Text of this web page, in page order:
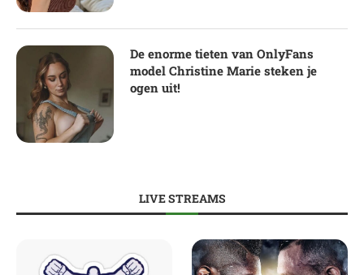
De enorme tieten van OnlyFans
model Christine Marie steken je
ogen uit!
LIVE STREAMS